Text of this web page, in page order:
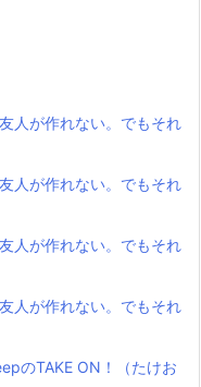
人が作れない。でもそれ
人が作れない。でもそれ
人が作れない。でもそれ
人が作れない。でもそれ
のTAKE ON！（たけお